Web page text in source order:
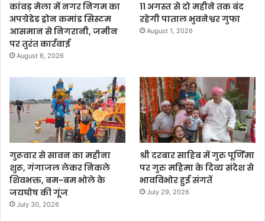
कांवड़ मेला में नगर निगम का
अपग्रेडेड ड्रोन कमांड सिस्टम
आसमान से निगरानी, जमीन
पर तुरंत कार्रवाई
August 6, 2026
11 अगस्त से दो महीने तक बंद
रहेगी पाताल भुवनेश्वर गुफा
August 1, 2026
गुरूवार से सावन का महीना
शुरू, गंगाजल लेकर निकले
शिवभक्त, बम-बम भोले के
जयघोष की गूंज
July 30, 2026
श्री दरबार साहिब में गुरु पूर्णिमा
पर गुरु महिमा के दिव्य संदेश से
भावविभोर हुई संगतें
July 29, 2026